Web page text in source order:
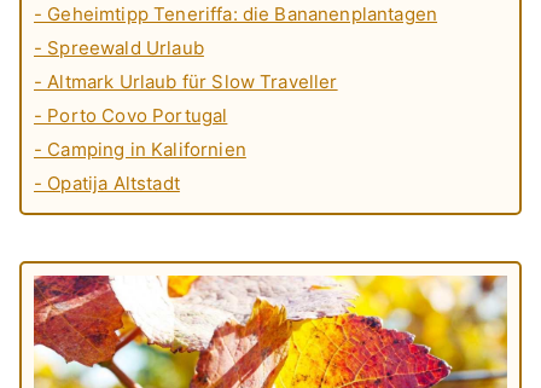
- Geheimtipp Teneriffa: die Bananenplantagen
- Spreewald Urlaub
- Altmark Urlaub für Slow Traveller
- Porto Covo Portugal
- Camping in Kalifornien
- Opatija Altstadt